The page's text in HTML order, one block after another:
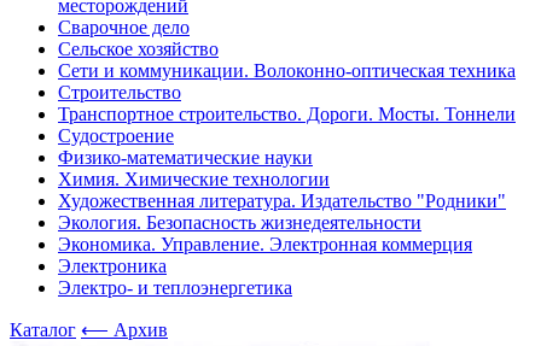
месторождений
Сварочное дело
Сельское хозяйство
Сети и коммуникации. Волоконно-оптическая техника
Строительство
Транспортное строительство. Дороги. Мосты. Тоннели
Судостроение
Физико-математические науки
Химия. Химические технологии
Художественная литература. Издательство "Родники"
Экология. Безопасность жизнедеятельности
Экономика. Управление. Электронная коммерция
Электроника
Электро- и теплоэнергетика
Каталог ⟵ Архив